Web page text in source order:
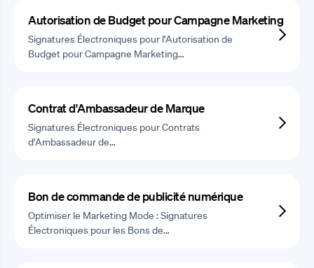
Autorisation de Budget pour Campagne Marketing
Signatures Électroniques pour l'Autorisation de
Budget pour Campagne Marketing…
Contrat d'Ambassadeur de Marque
Signatures Électroniques pour Contrats
d'Ambassadeur de…
Bon de commande de publicité numérique
Optimiser le Marketing Mode : Signatures
Électroniques pour les Bons de…